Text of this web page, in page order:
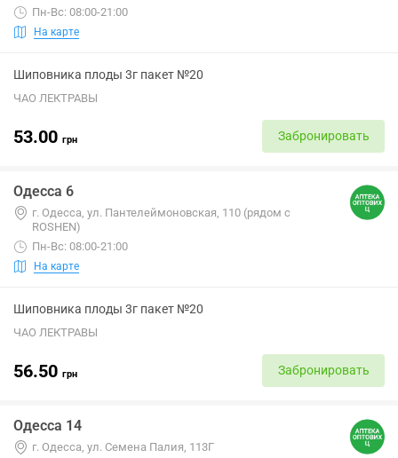
Пн-Вс: 08:00-21:00
На карте
Шиповника плоды 3г пакет №20
ЧАО ЛЕКТРАВЫ
53.00 грн Забронировать
Одесса 6
г. Одесса, ул. Пантелеймоновская, 110 (рядом с
ROSHEN)
Пн-Вс: 08:00-21:00
На карте
Шиповника плоды 3г пакет №20
ЧАО ЛЕКТРАВЫ
56.50 грн Забронировать
Одесса 14
г. Одесса, ул. Семена Палия, 113Г